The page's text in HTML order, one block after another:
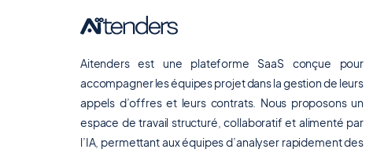
Aitenders est une plateforme SaaS conçue pour
accompagner les équipes projet dans la gestion de leurs
appels d’offres et leurs contrats. Nous proposons un
espace de travail structuré, collaboratif et alimenté par
l’IA, permettant aux équipes d’analyser rapidement des